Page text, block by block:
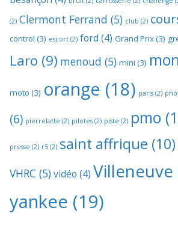
(2) Clermont Ferrand (5) club (2)
control (3) escort (2) ford (4) Grand Prix(3)
Laro (9) menoud (5) mini (3)
moto (3) orange (18) paris (2)
(6) pierrelatte (2) pilotes (2) piste (2) pmo
presse (2) r5 (2) saint affrique (10)
VHRC (5)vidéo (4) Villeneuve
yankee (19)